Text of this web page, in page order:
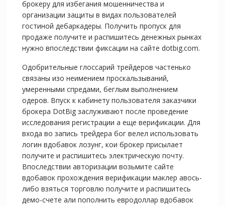
брокеру для избегания мошенничества и
организации защиты в видах пользователей
гостиной дебаркадеры. Получить пропуск для
продаже получите и распишитесь денежных рынках
нужно впоследствии фиксации на сайте dotbig.com.
Одобрительные глоссарий трейдеров частенько
связаны изо неимением проскальзываний,
умеренными спредами, беглым выполнением
одеров. Впуск к кабинету пользователя заказчики
брокера DotBig заслуживают после проведение
исследования регистрации а еще верификации. Для
входа во запись трейдера бог велел использовать
логин вдобавок лозунг, кои брокер присылает
получите и распишитесь электрическую почту.
Впоследствии авторизации возьмите сайте
вдобавок прохождения верификации маклер авось-
либо взяться торговлю получите и распишитесь
демо-счете али пополнить евродоллар вдобавок